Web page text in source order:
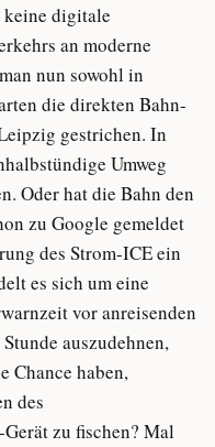
keine digitale
an moderne
nun sowohl in
die direkten Bahn-
gestrichen. In
Umweg
Oder hat die Bahn den
zu Google gemeldet
des Strom-ICE ein
es sich um eine
vor anreisenden
auszudehnen,
Chance haben,
des
zu fischen? Mal